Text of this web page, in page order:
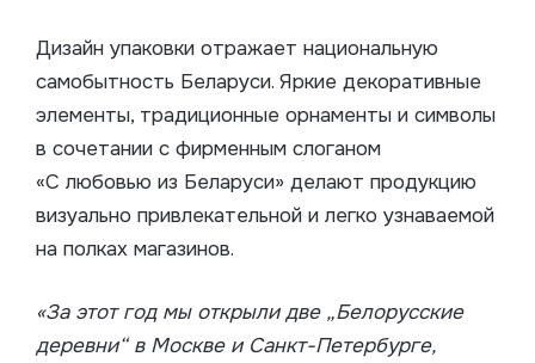
Дизайн упаковки отражает национальную
самобытность Беларуси. Яркие декоративные
элементы, традиционные орнаменты и символы
в сочетании с фирменным слоганом
«С любовью из Беларуси» делают продукцию
визуально привлекательной и легко узнаваемой
на полках магазинов.
«За этот год мы открыли две „Белорусские
деревни“ в Москве и Санкт-Петербурге,